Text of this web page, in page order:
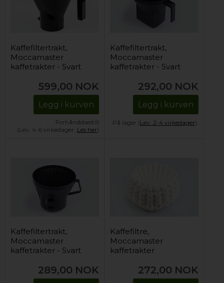
Kaffefiltertrakt,
Moccamaster
kaffetrakter - Svart
599,00 NOK
Legg i kurven
Forhåndsbestill
(Lev. 4-6 virkedager. Les her)
Kaffefiltertrakt,
Moccamaster
kaffetrakter - Svart
292,00 NOK
Legg i kurven
På lager (Lev. 2-4 virkedager).
Kaffefiltertrakt,
Moccamaster
kaffetrakter - Svart
289,00 NOK
Kaffefiltre,
Moccamaster
kaffetrakter
272,00 NOK